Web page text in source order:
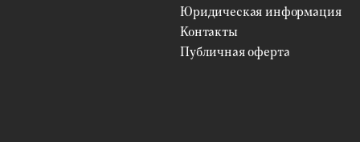
Юридическая информация
Контакты
Публичная оферта